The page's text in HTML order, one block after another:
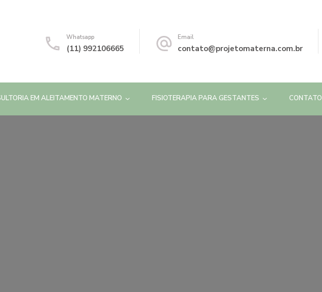
Whatsapp
(11) 992106665
Email
contato@projetomaterna.com.br
EM ALEITAMENTO MATERNO FISIOTERAPIA PARA GESTANTES CONTATO